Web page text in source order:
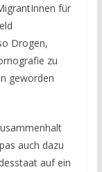
für
Drogen,
zu
geworden
auch dazu
auf ein